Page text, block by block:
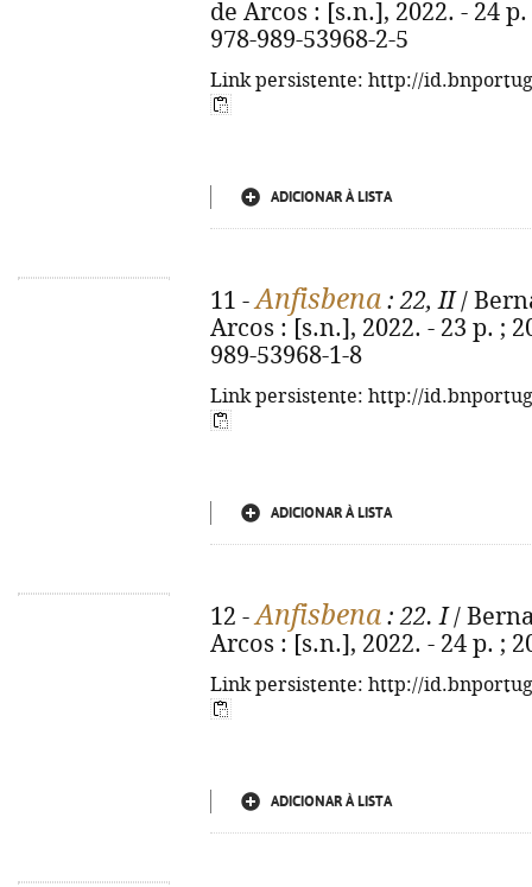
de Arcos : [s.n.], 2022. - 24
978-989-53968-2-5
Link persistente: http://
ADICIONAR À LISTA
11 -Anfisbena : 22, II/
Arcos : [s.n.], 2022. - 23 p. ;
989-53968-1-8
Link persistente: http://
ADICIONAR À LISTA
12 -Anfisbena : 22. I/
Arcos : [s.n.], 2022. - 24 p. ;
Link persistente: http://
ADICIONAR À LISTA